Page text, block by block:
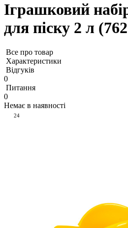
Іграшковий
для піску 2 л
Все про товар
Характеристики
Відгуків
0
Питання
0
Немає в наявності
24